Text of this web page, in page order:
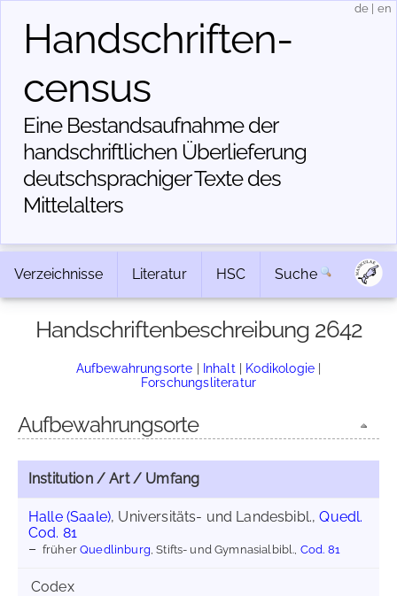
Handschriften­
census
Eine Bestandsaufnahme der
handschriftlichen Über­lieferung
deutschsprachiger Texte des
Mittelalters
de en
Verzeichnisse Literatur HSC Suche
Handschriftenbeschreibung 2642
Aufbewahrungsorte | Inhalt | Kodikologie |
Forschungsliteratur
Aufbewahrungsorte
Institution / Art / Umfang
Halle (Saale), Universitäts- und Landesbibl.,Quedl.
Cod. 81
früherQuedlinburg , Stifts- und Gymnasialbibl., Cod. 81
Codex